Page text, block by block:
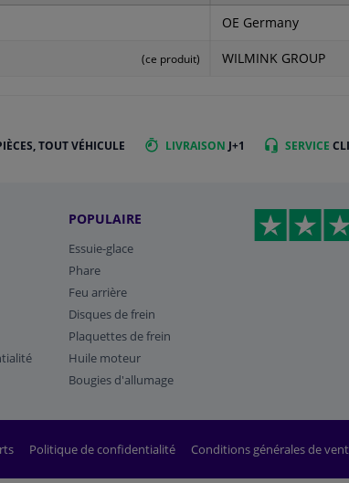
(ce produit)
OE Germany
WILMINK GROUP
TOUT VÉHICULE LIVRAISON J+1 SERVICE
POPULAIRE
Essuie-glace
Phare
Feu arrière
Disques de frein
Plaquettes de frein
Huile moteur
Bougies d'allumage
Politique de confidentialité Conditions générales de